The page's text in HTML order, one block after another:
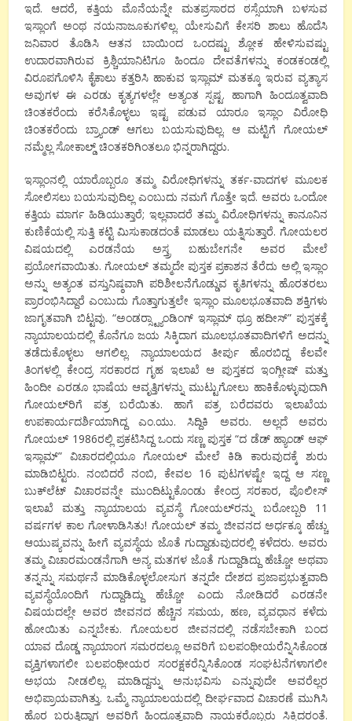
ಇದೆ. ಆದರೆ, ಕತ್ತಿಯ ಮೊನೆಯನ್ನೇ ಮತಪ್ರಸಾರದ ಠಸ್ಸೆಯಾಗಿ ಬಳಸುವ
ಇಸ್ಲಾಂಗೆ ಅಂಥ ನಯನಾಜೂಕುಗಳಿಲ್ಲ. ಯೇಸುವಿಗೆ ಕೇಸರಿ ಶಾಲು ಹೊದೆಸಿ
ಜನಿವಾರ ತೊಡಿಸಿ ಆತನ ಬಾಯಿಂದ ಒಂದಷ್ಟು ಶ್ಲೋಕ ಹೇಳಿಸುವಷ್ಟು
ಉದಾರವಾಗಿರುವ ಕ್ರಿಶ್ಚಿಯಾನಿಟಿಗೂ ಹಿಂದೂ ದೇವತೆಗಳನ್ನು ಕಂಡಕಂಡಲ್ಲಿ
ವಿರೂಪಗೊಳಿಸಿ ಕೈಕಾಲು ಕತ್ತರಿಸಿ ಹಾಕುವ ಇಸ್ಲಾಮ್ ಮತಕ್ಕೂ ಇರುವ ವ್ಯತ್ಯಾಸ
ಅವುಗಳ ಈ ಎರಡು ಕೃತ್ಯಗಳಲ್ಲೇ ಅತ್ಯಂತ ಸ್ಪಷ್ಟ. ಹಾಗಾಗಿ ಹಿಂದೂತ್ವವಾದಿ
ಚಿಂತಕರೆಂದು ಕರೆಸಿಕೊಳ್ಳಲು ಇಷ್ಟ ಪಡುವ ಯಾರೂ ಇಸ್ಲಾಂ ವಿರೋಧಿ
ಚಿಂತಕರೆಂದು ಬ್ರ್ಯಾಂಡ್ ಆಗಲು ಬಯಸುವುದಿಲ್ಲ. ಆ ಮಟ್ಟಿಗೆ ಗೋಯಲ್
ನಮ್ಮೆಲ್ಲ ಸೋಕಾಲ್ಡ್ ಚಿಂತಕರಿಗಿಂತಲೂ ಭಿನ್ನರಾಗಿದ್ದರು.
ಇಸ್ಲಾಂನಲ್ಲಿ ಯಾರೊಬ್ಬರೂ ತಮ್ಮ ವಿರೋಧಿಗಳನ್ನು ತರ್ಕ-ವಾದಗಳ ಮೂಲಕ
ಸೋಲಿಸಲು ಬಯಸುವುದಿಲ್ಲ ಎಂಬುದು ನಮಗೆ ಗೊತ್ತೇ ಇದೆ. ಅವರು ಒಂದೋ
ಕತ್ತಿಯ ಮಾರ್ಗ ಹಿಡಿಯುತ್ತಾರೆ; ಇಲ್ಲವಾದರೆ ತಮ್ಮ ವಿರೋಧಿಗಳನ್ನು ಕಾನೂನಿನ
ಕುಣಿಕೆಯಲ್ಲಿ ಸುತ್ತಿ ಕಟ್ಟಿ ಮಿಸುಕಾಡದಂತೆ ಮಾಡಲು ಯತ್ನಿಸುತ್ತಾರೆ. ಗೋಯಲರ
ವಿಷಯದಲ್ಲಿ ಎರಡನೆಯ ಅಸ್ತ್ರ ಬಹುಬೇಗನೇ ಅವರ ಮೇಲೆ
ಪ್ರಯೋಗವಾಯಿತು. ಗೋಯಲ್ ತಮ್ಮದೇ ಪುಸ್ತಕ ಪ್ರಕಾಶನ ತೆರೆದು ಅಲ್ಲಿ ಇಸ್ಲಾಂ
ಅನ್ನು ಅತ್ಯಂತ ವಸ್ತುನಿಷ್ಠವಾಗಿ ಪರಿಶೀಲನೆಗೊಡ್ಡುವ ಕೃತಿಗಳನ್ನು ಹೊರತರಲು
ಪ್ರಾರಂಭಿಸಿದ್ದಾರೆ ಎಂಬುದು ಗೊತ್ತಾಗುತ್ತಲೇ ಇಸ್ಲಾಂ ಮೂಲಭೂತವಾದಿ ಶಕ್ತಿಗಳು
ಜಾಗೃತವಾಗಿ ಬಿಟ್ಟವು. “ಅಂಡರ್‍ಸ್ಟ್ಯಾಂಡಿಂಗ್ ಇಸ್ಲಾಮ್ ಥ್ರೂ ಹದೀಸ್” ಪುಸ್ತಕಕ್ಕೆ
ನ್ಯಾಯಾಲಯದಲ್ಲಿ ಕೊನೆಗೂ ಜಯ ಸಿಕ್ಕಿದಾಗ ಮೂಲಭೂತವಾದಿಗಳಿಗೆ ಅದನ್ನು
ತಡೆದುಕೊಳ್ಳಲು ಆಗಲಿಲ್ಲ. ನ್ಯಾಯಾಲಯದ ತೀರ್ಪು ಹೊರಬಿದ್ದ ಕೆಲವೇ
ತಿಂಗಳಲ್ಲಿ ಕೇಂದ್ರ ಸರಕಾರದ ಗೃಹ ಇಲಾಖೆ ಆ ಪುಸ್ತಕದ ಇಂಗ್ಲೀಷ್ ಮತ್ತು
ಹಿಂದೀ ಎರಡೂ ಭಾಷೆಯ ಆವೃತ್ತಿಗಳನ್ನು ಮುಟ್ಟುಗೋಲು ಹಾಕಿಕೊಳ್ಳುವುದಾಗಿ
ಗೋಯಲ್‍ರಿಗೆ ಪತ್ರ ಬರೆಯಿತು. ಹಾಗೆ ಪತ್ರ ಬರೆದವರು ಇಲಾಖೆಯ
ಉಪಕಾರ್ಯದರ್ಶಿಯಾಗಿದ್ದ ಎಂ.ಯು. ಸಿದ್ದಿಕಿ ಅವರು. ಅಲ್ಲದೆ ಅವರು
ಗೋಯಲ್ 1986ರಲ್ಲಿ ಪ್ರಕಟಿಸಿದ್ದ ಒಂದು ಸಣ್ಣ ಪುಸ್ತಕ “ದ ಡೆಡ್ ಹ್ಯಾಂಡ್ ಆಫ್
ಇಸ್ಲಾಮ್” ವಿಚಾರದಲ್ಲಿಯೂ ಗೋಯಲ್ ಮೇಲೆ ಕಿಡಿ ಕಾರುವುದಕ್ಕೆ ಶುರು
ಮಾಡಿಬಿಟ್ಟರು. ನಂಬಿದರೆ ನಂಬಿ, ಕೇವಲ 16 ಪುಟಗಳಷ್ಟೇ ಇದ್ದ ಆ ಸಣ್ಣ
ಬುಕ್‍ಲೆಟ್ ವಿಚಾರವನ್ನೇ ಮುಂದಿಟ್ಟುಕೊಂಡು ಕೇಂದ್ರ ಸರಕಾರ, ಪೊಲೀಸ್
ಇಲಾಖೆ ಮತ್ತು ನ್ಯಾಯಾಲಯ ವ್ಯವಸ್ಥೆ ಗೋಯಲ್‍ರನ್ನು ಬರೋಬ್ಬರಿ 11
ವರ್ಷಗಳ ಕಾಲ ಗೋಳಾಡಿಸಿತು! ಗೋಯಲ್ ತಮ್ಮ ಜೀವನದ ಅರ್ಧಕ್ಕೂ ಹೆಚ್ಚು
ಆಯುಷ್ಯವನ್ನು ಹೀಗೆ ವ್ಯವಸ್ಥೆಯ ಜೊತೆ ಗುದ್ದಾಡುವುದರಲ್ಲಿ ಕಳೆದರು. ಅವರು
ತಮ್ಮ ವಿಚಾರಮಂಡನೆಗಾಗಿ ಅನ್ಯ ಮತಗಳ ಜೊತೆ ಗುದ್ದಾಡಿದ್ದು ಹೆಚ್ಚೋ ಅಥವಾ
ತನ್ನನ್ನು ಸಮರ್ಥನೆ ಮಾಡಿಕೊಳ್ಳಲೋಸುಗ ತನ್ನದೇ ದೇಶದ ಪ್ರಜಾಪ್ರಭುತ್ವವಾದಿ
ವ್ಯವಸ್ಥೆಯೊಂದಿಗೆ ಗುದ್ದಾಡಿದ್ದು ಹೆಚ್ಚೋ ಎಂದು ನೋಡಿದರೆ ಎರಡನೇ
ವಿಷಯದಲ್ಲೇ ಅವರ ಜೀವನದ ಹೆಚ್ಚಿನ ಸಮಯ, ಹಣ, ವ್ಯವಧಾನ ಕಳೆದು
ಹೋಯಿತು ಎನ್ನಬೇಕು. ಗೋಯಲರ ಜೀವನದಲ್ಲಿ ನಡೆಸಬೇಕಾಗಿ ಬಂದ
ಯಾವ ದೊಡ್ಡ ನ್ಯಾಯಾಂಗ ಸಮರದಲ್ಲೂ ಅವರಿಗೆ ಬಲಪಂಥೀಯರೆನ್ನಿಸಿಕೊಂಡ
ವ್ಯಕ್ತಿಗಳಾಗಲೀ ಬಲಪಂಥೀಯರ ಸಂರಕ್ಷಕರೆನ್ನಿಸಿಕೊಂಡ ಸಂಘಟನೆಗಳಾಗಲೀ
ಅಭಯ ನೀಡಲಿಲ್ಲ. ಮಾಡಿದ್ದನ್ನು ಅನುಭವಿಸು ಎನ್ನುವುದೇ ಅವರೆಲ್ಲರ
ಅಭಿಪ್ರಾಯವಾಗಿತ್ತು. ಒಮ್ಮೆ ನ್ಯಾಯಾಲಯದಲ್ಲಿ ದೀರ್ಘವಾದ ವಿಚಾರಣೆ ಮುಗಿಸಿ
ಹೊರ ಬರುತ್ತಿದ್ದಾಗ ಅವರಿಗೆ ಹಿಂದೂತ್ವವಾದಿ ನಾಯಕರೊಬ್ಬರು ಸಿಕ್ಕಿದರಂತೆ.